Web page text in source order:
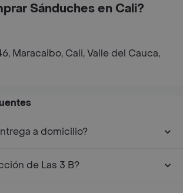
Sánduches en Cali?
Maracaibo, Cali, Valle del Cauca,
a domicilio?
de Las 3 B?